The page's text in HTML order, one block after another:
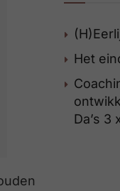
Het
Da’s 3